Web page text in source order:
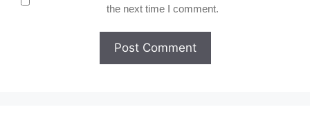
the next time I comment.